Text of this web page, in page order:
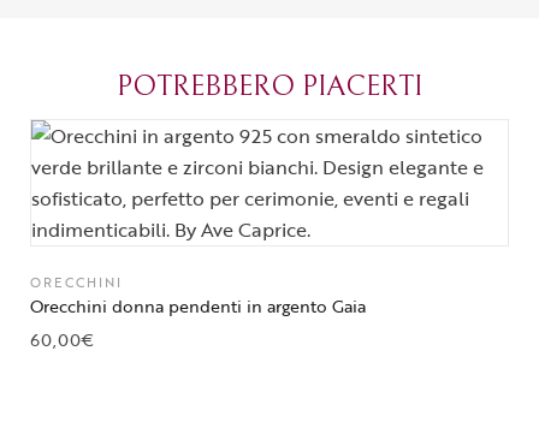
POTREBBERO PIACERTI
ORECCHINI
Orecchini donna pendenti in argento Gaia
60,00€